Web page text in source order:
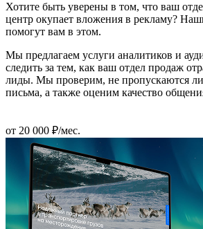
Хотите быть уверены в том, что ваш
центр окупает вложения в рекламу?
помогут вам в этом.
Мы предлагаем услуги аналитиков и
следить за тем, как ваш отдел продаж
лиды. Мы проверим, не пропускаются
письма, а также оценим качество
от 20 000 ₽/мес.